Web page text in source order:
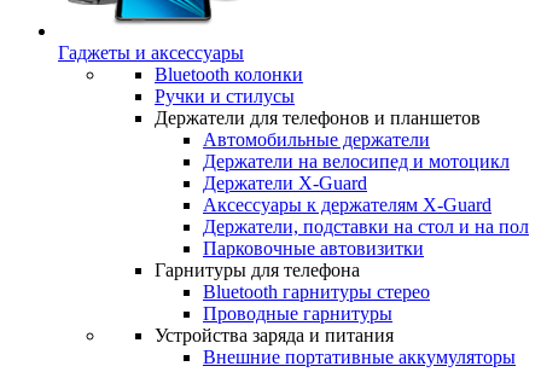
Гаджеты и аксессуары
Bluetooth колонки
Ручки и стилусы
Держатели для телефонов и планшетов
Автомобильные держатели
Держатели на велосипед и мотоцикл
Держатели X-Guard
Аксессуары к держателям X-Guard
Держатели, подставки на стол и на пол
Парковочные автовизитки
Гарнитуры для телефона
Bluetooth гарнитуры стерео
Проводные гарнитуры
Устройства заряда и питания
Внешние портативные аккумуляторы